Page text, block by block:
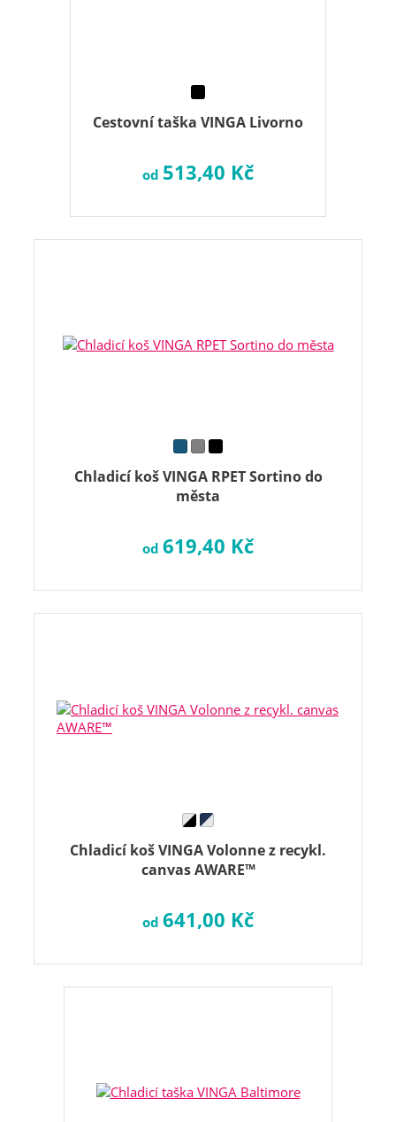
Cestovní taška VINGA Livorno
od 513,40 Kč
Chladicí koš VINGA RPET Sortino do
města
od 619,40 Kč
Chladicí koš VINGA Volonne z recykl.
canvas AWARE™
od 641,00 Kč